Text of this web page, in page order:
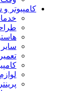
کامپیوتر
سایر